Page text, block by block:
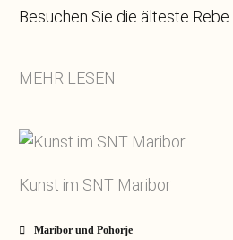
Besuchen Sie die älteste
MEHR LESEN
Kunst im SNT Maribor
Maribor und Pohorje